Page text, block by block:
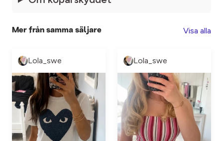
Mer från samma säljare Visa alla
Lola_swe Lola_swe